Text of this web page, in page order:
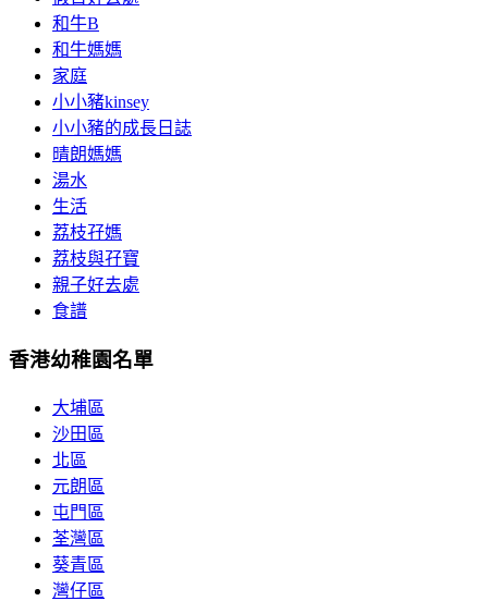
和牛B
和牛媽媽
家庭
小小豬kinsey
小小豬的成長日誌
晴朗媽媽
湯水
生活
荔枝孖媽
荔枝與孖寶
親子好去處
食譜
香港幼稚園名單
大埔區
沙田區
北區
元朗區
屯門區
荃灣區
葵青區
灣仔區